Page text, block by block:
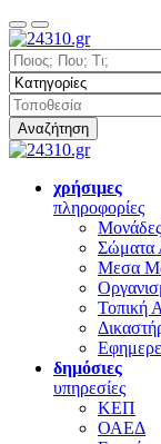
Αναζήτηση
χρήσιμες
πληροφορίες
Σώματα
Μεσα
Τοπική
δημόσιες
υπηρεσίες
ΚΕΠ
ΟΑΕΔ